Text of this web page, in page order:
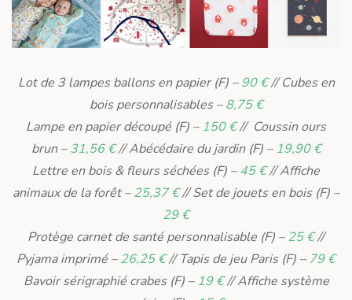
Lot de 3 lampes ballons en papier (F) –90 €// Cubes en
bois personnalisables –8,75 €
Lampe en papier découpé (F) – 150 €// Coussin ours
brun –31,56 €// Abécédaire du jardin (F) – 19,90 €
Lettre en bois & fleurs séchées (F) –45 €// Affiche
animaux de la forêt –25,37 €// Set de jouets en bois (F) –
29 €
Protège carnet de santé personnalisable (F) –25 €//
Pyjama imprimé –26,25 €// Tapis de jeu Paris (F) – 79 €
Bavoir sérigraphié crabes (F) – 19 €// Affiche système